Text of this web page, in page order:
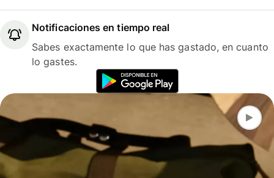
Notificaciones en tiempo real
Sabes exactamente lo que has gastado, en cuanto
lo gastes.